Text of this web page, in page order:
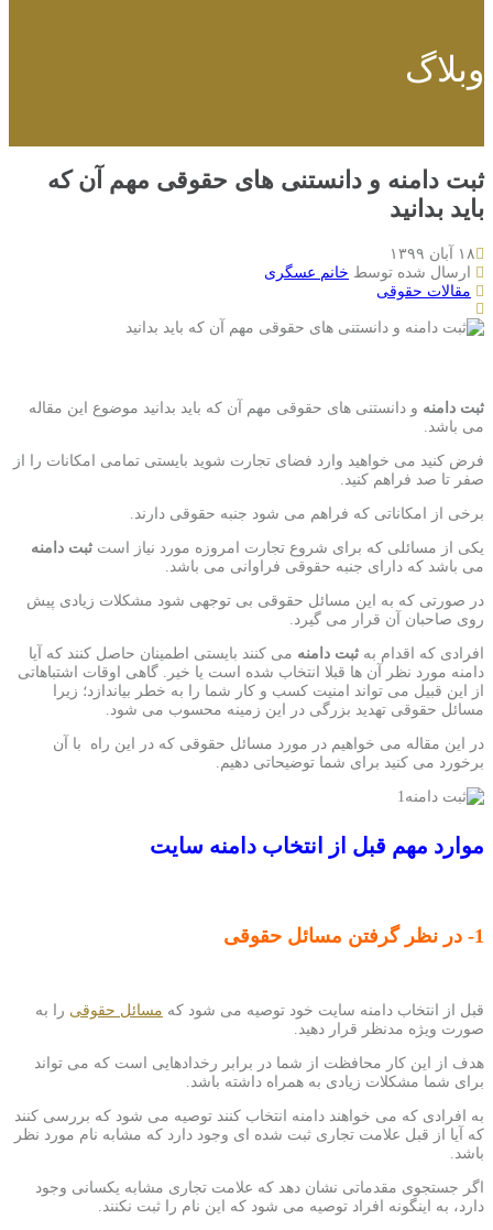
وبلاگ
ثبت دامنه و دانستنی های حقوقی مهم آن که
باید بدانید
۱۸ آبان ۱۳۹۹
ارسال شده توسط خانم عسگری
مقالات حقوقی
ثبت دامنه و دانستنی های حقوقی مهم آن که باید بدانید موضوع این مقاله
می باشد.
فرض کنید می خواهید وارد فضای تجارت شوید بایستی تمامی امکانات را از
صفر تا صد فراهم کنید.
برخی از امکاناتی که فراهم می شود جنبه حقوقی دارند.
یکی از مسائلی که برای شروع تجارت امروزه مورد نیاز است ثبت دامنه
می باشد که دارای جنبه حقوقی فراوانی می باشد.
در صورتی که به این مسائل حقوقی بی توجهی شود مشکلات زیادی پیش
روی صاحبان آن قرار می گیرد.
افرادی که اقدام به ثبت دامنه می کنند بایستی اطمینان حاصل کنند که آیا
دامنه مورد نظر آن ها قبلا انتخاب شده است یا خیر. گاهی اوقات اشتباهاتی
از این قبیل می تواند امنیت کسب و کار شما را به خطر بیاندازد؛ زیرا
مسائل حقوقی تهدید بزرگی در این زمینه محسوب می شود.
در این مقاله می خواهیم در مورد مسائل حقوقی که در این راه با آن
برخورد می کنید برای شما توضیحاتی دهیم.
موارد مهم قبل از انتخاب دامنه سایت
1- در نظر گرفتن مسائل حقوقی
قبل از انتخاب دامنه سایت خود توصیه می شود که مسائل حقوقی را به
صورت ویژه مدنظر قرار دهید.
هدف از این کار محافظت از شما در برابر رخدادهایی است که می تواند
برای شما مشکلات زیادی به همراه داشته باشد.
به افرادی که می خواهند دامنه انتخاب کنند توصیه می شود که بررسی کنند
که آیا از قبل علامت تجاری ثبت شده ای وجود دارد که مشابه نام مورد نظر
باشد.
اگر جستجوی مقدماتی نشان دهد که علامت تجاری مشابه یکسانی وجود
دارد، به اینگونه افراد توصیه می شود که این نام را ثبت نکنند.